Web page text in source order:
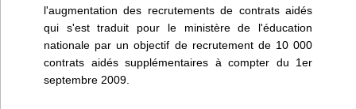
l'augmentation des recrutements de contrats aidés
qui s'est traduit pour le ministère de l'éducation
nationale par un objectif de recrutement de 10 000
contrats aidés supplémentaires à compter du 1er
septembre 2009.